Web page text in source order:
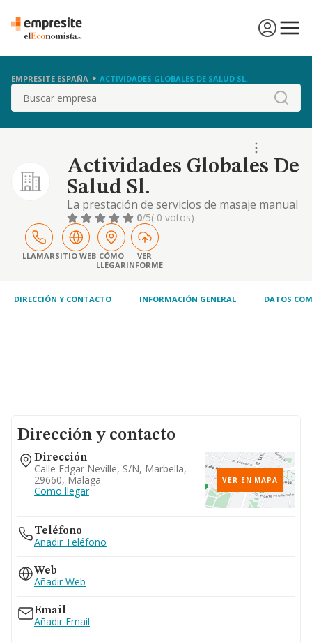
EMPRESITE ESPAÑA ACTIVIDADES GLOBALES DE SALUD SL.
Buscar
Actividades Globales De
Salud Sl.
La prestación de servicios de masaje manual
parasanitario, naturopatía, acupuntura y la
comercialización de productos relacionados
con tales servicios. la explotación de salones
e institutos de belleza y estética, gabinetes
de estética, tratamientos corporales, sauna,
0/5( 0 votos)
LLAMARSITIO WEB CÓMO
LLEGAR
VER
INFORME
DIRECCIÓN Y CONTACTO INFORMACIÓN GENERAL DATOS
Dirección y contacto
Dirección
Calle Edgar Neville, S/n, Marbella,
29660, Malaga
Como llegar
VER EN MAPA
Teléfono
Añadir Teléfono
Web
Añadir Web
Email
Añadir Email